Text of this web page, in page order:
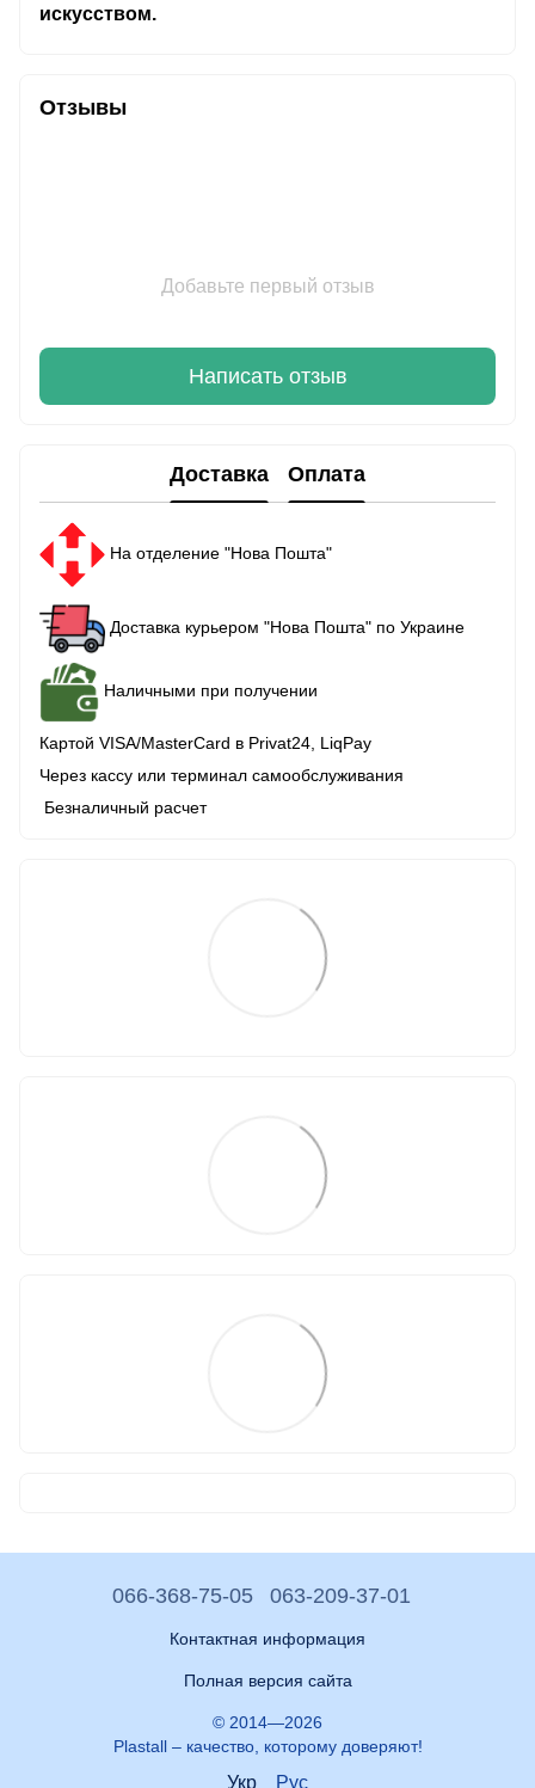
искусством.
Отзывы
Добавьте первый отзыв
Написать отзыв
Доставка Оплата
На отделение "Нова Пошта"
Доставка курьером "Нова Пошта" по Украине
Наличными при получении
Картой VISA/MasterCard в Рrivat24, LiqPay
Через кассу или терминал самообслуживания
Безналичный расчет
066-368-75-05 063-209-37-01
Контактная информация
Полная версия сайта
© 2014—2026
Plastall – качество, которому доверяют!
Укр Рус